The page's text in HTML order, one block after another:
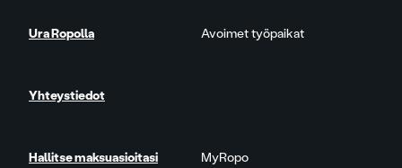
Ura Ropolla Avoimet työpaikat
Yhteystiedot
Hallitse maksuasioitasi
MyRopo